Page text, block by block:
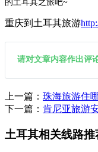
的土耳其之旅吧~
重庆到土耳其旅游
请对文章内容作出评
上一篇： 珠海旅游住
下一篇： 肯尼亚旅游
土耳其相关线路推